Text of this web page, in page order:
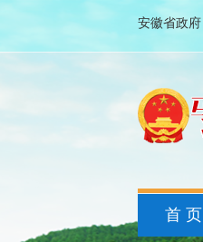
安徽省政府
首 页